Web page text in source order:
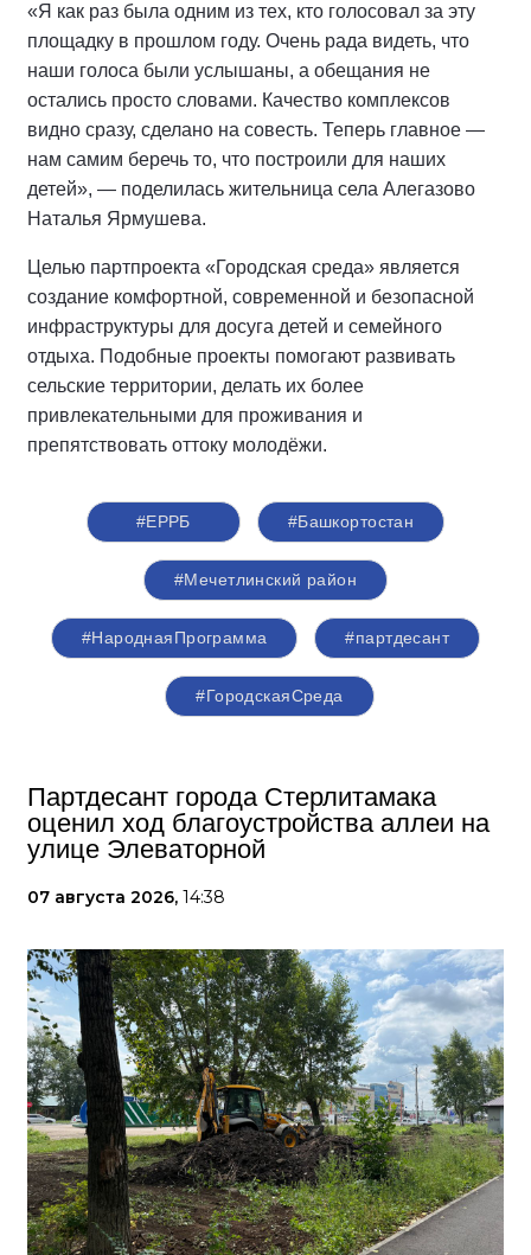
«Я как раз была одним из тех, кто голосовал за эту
площадку в прошлом году. Очень рада видеть, что
наши голоса были услышаны, а обещания не
остались просто словами. Качество комплексов
видно сразу, сделано на совесть. Теперь главное —
нам самим беречь то, что построили для наших
детей», — поделилась жительница села Алегазово
Наталья Ярмушева.
Целью партпроекта «Городская среда» является
создание комфортной, современной и безопасной
инфраструктуры для досуга детей и семейного
отдыха. Подобные проекты помогают развивать
сельские территории, делать их более
привлекательными для проживания и
препятствовать оттоку молодёжи.
#ЕРРБ #Башкортостан
#Мечетлинский район
#НароднаяПрограмма #партдесант
#ГородскаяСреда
Партдесант города Стерлитамака
оценил ход благоустройства аллеи на
улице Элеваторной
07 августа 2026, 14:38